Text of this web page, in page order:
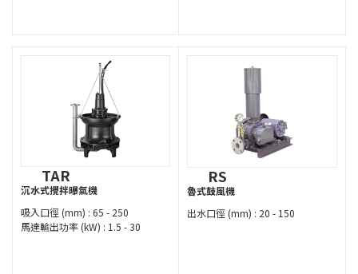
TAR
沉水式攪拌曝氣機
吸入口徑 (mm) : 65 - 250
馬達輸出功率 (kW) : 1.5 - 30
RS
魯式鼓風機
出水口徑 (mm) : 20 - 150